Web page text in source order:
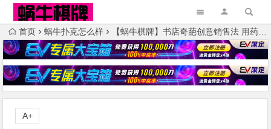
首页 蜗牛扑克怎么样 【蜗牛棋牌】书店奇葩创意销售法 用药袋当书的处方笺看不到封面
A+